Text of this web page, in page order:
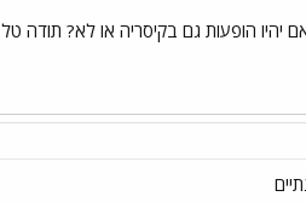
יהיו הופעות גם בקיסריה או לא? תודה טל